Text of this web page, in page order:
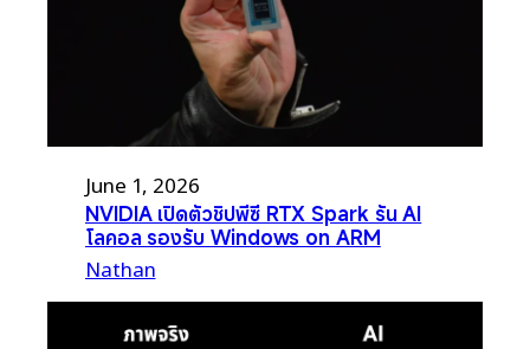
June 1, 2026
NVIDIA เปิดตัวชิปพีซี RTX Spark รัน AI
โลคอล รองรับ Windows on ARM
Nathan